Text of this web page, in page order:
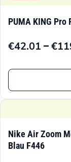
PUMA KING Pro
€42.01 –€
Preisspanne:
€42.01
€119.95
Dieses
Produkt
Varianten
Nike Air Zoom
Blau F446